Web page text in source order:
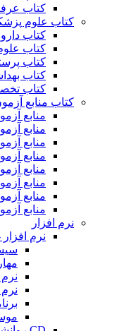
کتاب
کتاب علوم
کتاب دارو
کتاب
کتاب
کتاب
کتاب
کتاب منابع
منابع
منابع
منابع
منابع
منابع
منابع
منابع
منابع
نرم افزار
نرم